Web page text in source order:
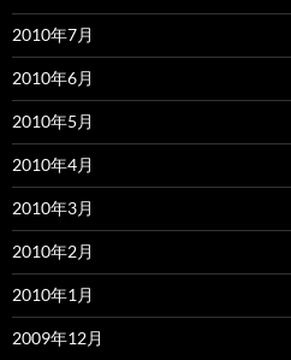
2010年7月
2010年6月
2010年5月
2010年4月
2010年3月
2010年2月
2010年1月
2009年12月